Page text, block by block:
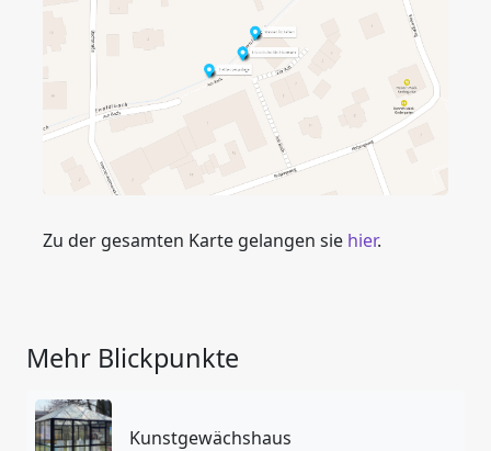
Zu der gesamten Karte gelangen sie hier.
Mehr Blickpunkte
Kunstgewächshaus